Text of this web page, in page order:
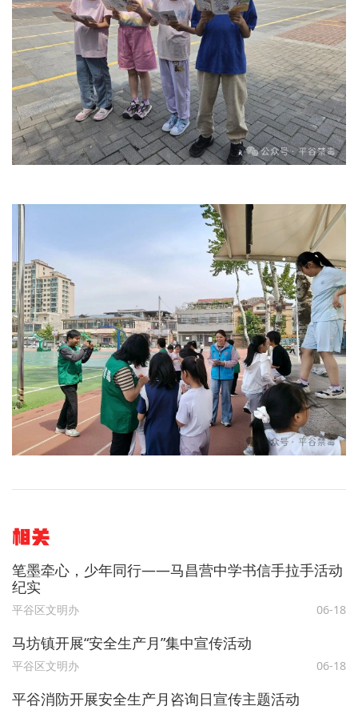
相关
笔墨牵心，少年同行——马昌营中学书信手拉手活动
纪实
平谷区文明办 06-18
马坊镇开展“安全生产月”集中宣传活动
平谷区文明办 06-18
平谷消防开展安全生产月咨询日宣传主题活动